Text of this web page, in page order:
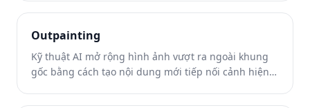
Outpainting
Kỹ thuật AI mở rộng hình ảnh vượt ra ngoài khung
gốc bằng cách tạo nội dung mới tiếp nối cảnh hiện